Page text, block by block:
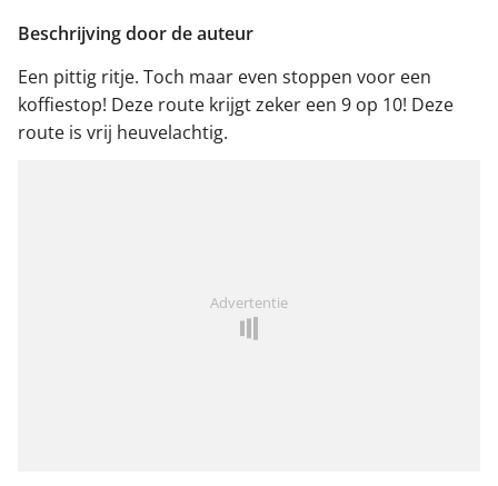
Beschrijving door de auteur
Een pittig ritje. Toch maar even stoppen voor een
koffiestop! Deze route krijgt zeker een 9 op 10! Deze
route is vrij heuvelachtig.
Advertentie